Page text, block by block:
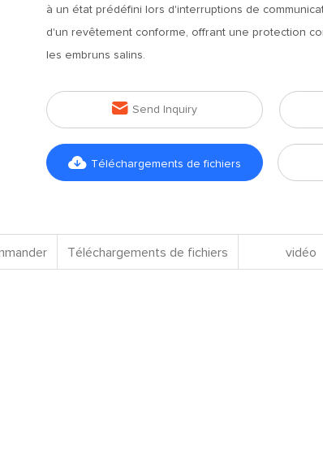
à un état prédéfini lors d'interruptions de
d'un revêtement conforme, offrant une protection
les embruns salins.
 Send Inquiry
 Téléchargements de fichiers
Téléchargements de fichiers vidéo